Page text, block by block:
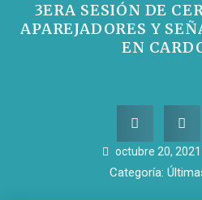
3ERA SESIÓN DE
APAREJADORES Y
EN
octubre 20, 2021
Categoría: